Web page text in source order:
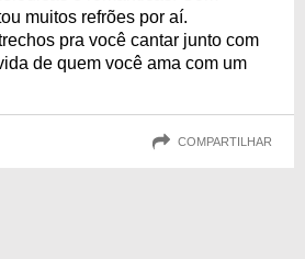
muitos refrões por aí.
pra você cantar junto com
de quem você ama com um
COMPARTILHAR